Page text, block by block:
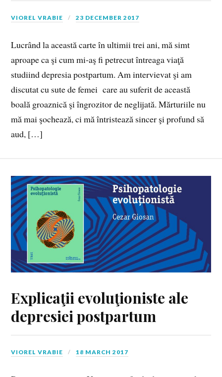
VIOREL VRABIE 23 DECEMBER 2017
Lucrând la această carte în ultimii trei ani, mă simt
aproape ca şi cum mi‑aş fi petrecut întreaga viaţă
studiind depresia postpartum. Am intervievat şi am
discutat cu sute de femei care au suferit de această
boală groaznică şi îngrozitor de neglijată. Mărturiile nu
mă mai şochează, ci mă întristează sincer şi profund să
aud, […]
Explicaţii evoluţioniste ale
depresiei postpartum
VIOREL VRABIE 18 MARCH 2017